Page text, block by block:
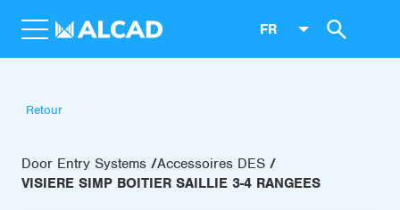
FR
Retour
Door Entry Systems Accessoires DES
VISIERE SIMP BOITIER SAILLIE 3-4 RANGEES